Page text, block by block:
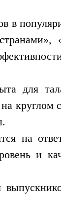
для
круглом
на
и